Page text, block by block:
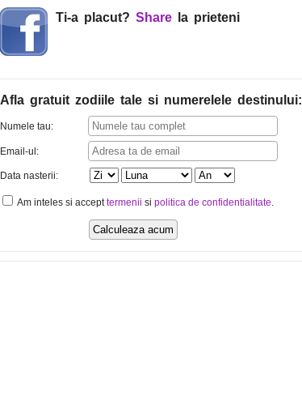
Ti-a placut? Share la prieteni
Afla gratuit zodiile tale si numerelele destinului:
Numele tau:
Email-ul:
Data nasterii:
Am inteles si accepttermenii si politica de confidentialitate.